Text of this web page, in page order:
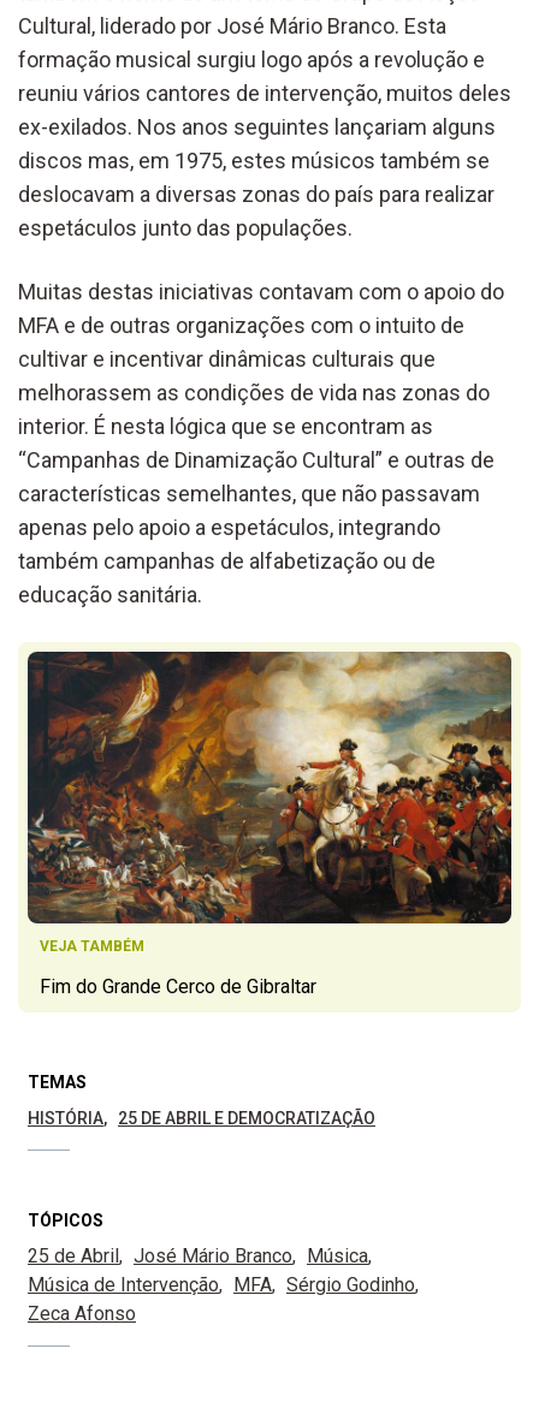
Cultural, liderado por José Mário Branco. Esta
formação musical surgiu logo após a revolução e
reuniu vários cantores de intervenção, muitos deles
ex-exilados. Nos anos seguintes lançariam alguns
discos mas, em 1975, estes músicos também se
deslocavam a diversas zonas do país para realizar
espetáculos junto das populações.
Muitas destas iniciativas contavam com o apoio do
MFA e de outras organizações com o intuito de
cultivar e incentivar dinâmicas culturais que
melhorassem as condições de vida nas zonas do
interior. É nesta lógica que se encontram as
“Campanhas de Dinamização Cultural” e outras de
características semelhantes, que não passavam
apenas pelo apoio a espetáculos, integrando
também campanhas de alfabetização ou de
educação sanitária.
VEJA TAMBÉM
Fim do Grande Cerco de Gibraltar
TEMAS
HISTÓRIA
25 DE ABRIL E DEMOCRATIZAÇÃO
TÓPICOS
25 de Abril José Mário Branco
Música
Música de Intervenção
MFA
Sérgio Godinho
Zeca Afonso